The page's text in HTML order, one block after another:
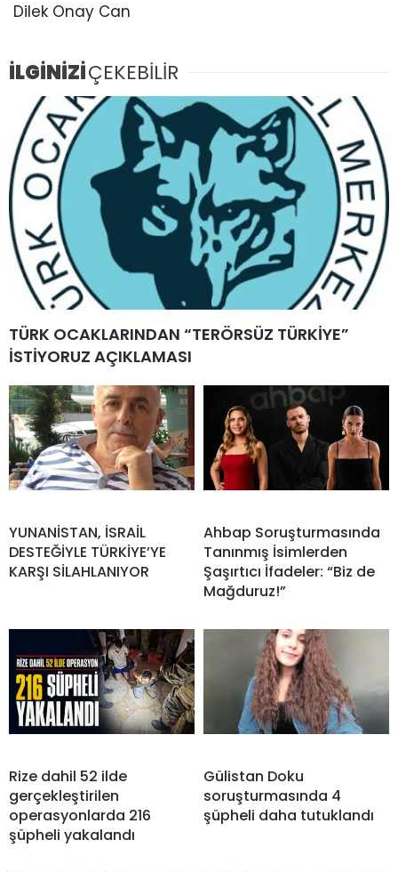
Dilek Onay Can
İLGİNİZİÇEKEBİLİR
TÜRK OCAKLARINDAN “TERÖRSÜZ TÜRKİYE”
İSTİYORUZ AÇIKLAMASI
YUNANİSTAN, İSRAİL
DESTEĞİYLE TÜRKİYE’YE
KARŞI SİLAHLANIYOR
Ahbap Soruşturmasında
Tanınmış İsimlerden
Şaşırtıcı İfadeler: “Biz de
Mağduruz!”
Rize dahil 52 ilde
gerçekleştirilen
operasyonlarda 216
şüpheli yakalandı
Gülistan Doku
soruşturmasında 4
şüpheli daha tutuklandı